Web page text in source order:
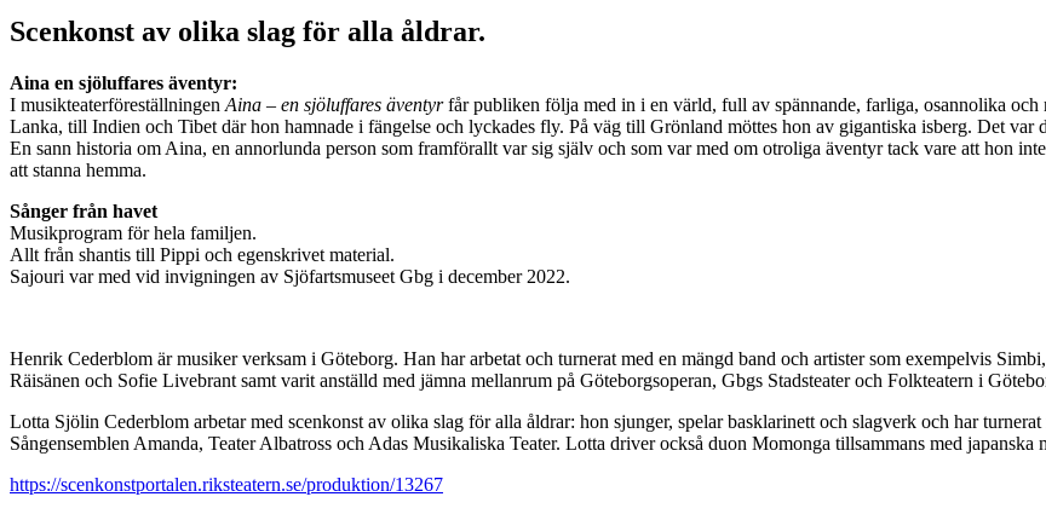
Scenkonst av olika slag för alla åldrar.
Aina en sjöluffares äventyr:
I musikteaterföreställningen Aina – en sjöluffares äventyrfår publiken följa med in i en värld, full av spännande, farliga, osannolika
Lanka, till Indien och Tibet där hon hamnade i fängelse och lyckades fly. På väg till Grönland möttes hon av gigantiska isberg. Det
En sann historia om Aina, en annorlunda person som framförallt var sig själv och som var med om otroliga äventyr tack vare att hon
att stanna hemma.
Sånger från havet
Musikprogram för hela familjen.
Allt från shantis till Pippi och egenskrivet material.
Sajouri var med vid invigningen av Sjöfartsmuseet Gbg i december 2022.
Henrik Cederblom är musiker verksam i Göteborg. Han har arbetat och turnerat med en mängd band och artister som exempelvis
Räisänen och Sofie Livebrant samt varit anställd med jämna mellanrum på Göteborgsoperan, Gbgs Stadsteater och Folkteatern i
Lotta Sjölin Cederblom arbetar med scenkonst av olika slag för alla åldrar: hon sjunger, spelar basklarinett och slagverk och har
Sångensemblen Amanda, Teater Albatross och Adas Musikaliska Teater. Lotta driver också duon Momonga tillsammans med
https://scenkonstportalen.riksteatern.se/produktion/13267